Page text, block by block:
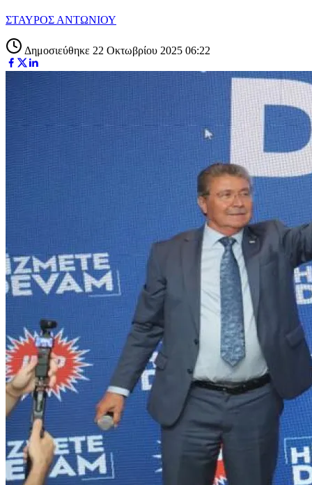
ΣΤΑΥΡΟΣ ΑΝΤΩΝΙΟΥ
Δημοσιεύθηκε 22 Οκτωβρίου 2025 06:22